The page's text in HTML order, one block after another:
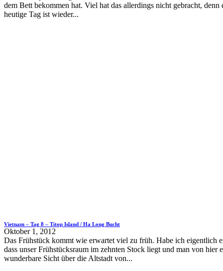
dem Bett bekommen hat. Viel hat das allerdings nicht gebracht, denn
heutige Tag ist wieder...
Vietnam – Tag 8 – Titop Island / Ha Long Bucht
Oktober 1, 2012
Das Frühstück kommt wie erwartet viel zu früh. Habe ich eigentlich
dass unser Frühstücksraum im zehnten Stock liegt und man von hier
wunderbare Sicht über die Altstadt von...